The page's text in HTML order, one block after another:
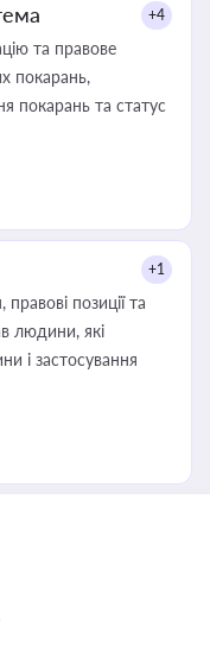
+4
та правове
покарань,
покарань та статус
+1
позиції та
людини, які
і застосування